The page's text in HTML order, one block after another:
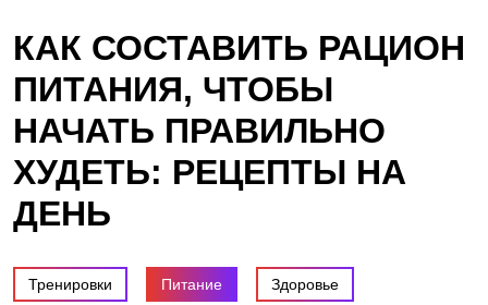
О НАС
КЛУБЫ
ТРЕНИРОВКИ
ЧЛЕНАМ КЛУБА
КАК СОСТАВИТЬ РАЦИОН
ПИТАНИЯ, ЧТОБЫ
НАЧАТЬ ПРАВИЛЬНО
ХУДЕТЬ: РЕЦЕПТЫ НА
ДЕНЬ
Тренировки Питание Здоровье